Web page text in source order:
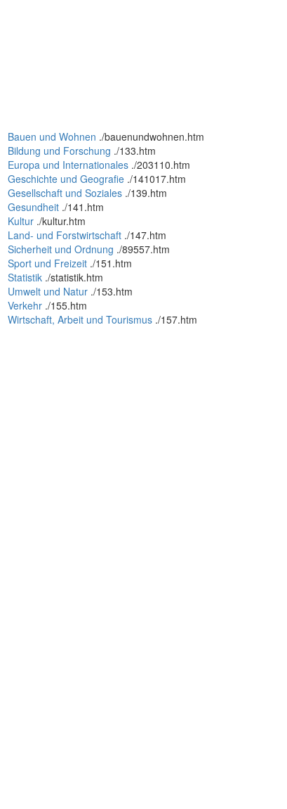
Bauen und Wohnen ./bauenundwohnen.htm
Bildung und Forschung ./133.htm
Europa und Internationales ./203110.htm
Geschichte und Geografie ./141017.htm
Gesellschaft und Soziales ./139.htm
Gesundheit ./141.htm
Kultur ./kultur.htm
Land- und Forstwirtschaft ./147.htm
Sicherheit und Ordnung ./89557.htm
Sport und Freizeit ./151.htm
Statistik ./statistik.htm
Umwelt und Natur ./153.htm
Verkehr ./155.htm
Wirtschaft, Arbeit und Tourismus ./157.htm